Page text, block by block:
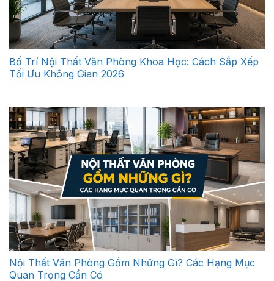
Bố Trí Nội Thất Văn Phòng Khoa Học: Cách Sắp Xếp
Tối Ưu Không Gian 2026
Nội Thất Văn Phòng Gồm Những Gì? Các Hạng Mục
Quan Trọng Cần Có